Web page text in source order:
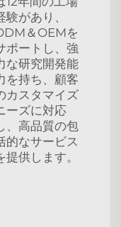
験があり、
＆OEMを
ポートし、強
な研究開発能
を持ち、顧客
カスタマイズ
ーズに対応
、高品質の包
的なサービス
提供します。